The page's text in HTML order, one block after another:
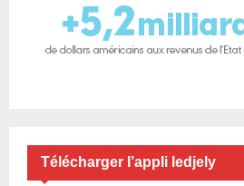
Télécharger l’appli ledjely